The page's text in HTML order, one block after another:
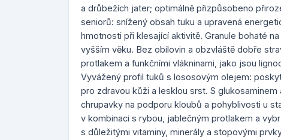
a drůbežích jater; optimálně přizpůsobeno
seniorů: snížený obsah tuku a upravená
hmotnosti při klesající aktivitě. Granule bohaté
vyšším věku. Bez obilovin a obzvláště dobře
protlakem a funkčními vlákninami, jako jsou
Vyvážený profil tuků s lososovým olejem:
pro zdravou kůži a lesklou srst. S
chrupavky na podporu kloubů a pohyblivosti u
v kombinaci s rybou, jablečným protlakem a
s důležitými vitaminy, minerály a stopovými